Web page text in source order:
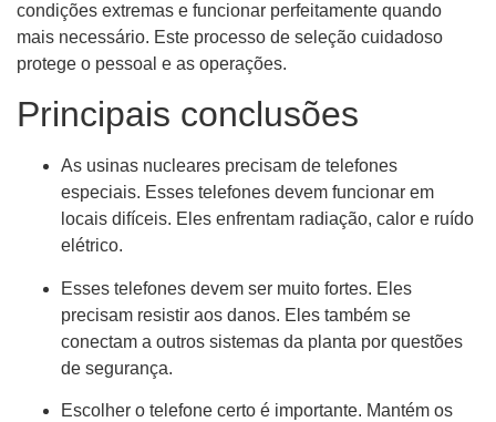
condições extremas e funcionar perfeitamente quando
mais necessário. Este processo de seleção cuidadoso
protege o pessoal e as operações.
Principais conclusões
As usinas nucleares precisam de telefones
especiais. Esses telefones devem funcionar em
locais difíceis. Eles enfrentam radiação, calor e ruído
elétrico.
Esses telefones devem ser muito fortes. Eles
precisam resistir aos danos. Eles também se
conectam a outros sistemas da planta por questões
de segurança.
Escolher o telefone certo é importante. Mantém os